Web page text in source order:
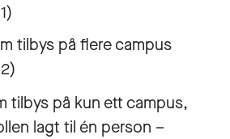
tilbys på flere campus
tilbys på kun ett campus,
lagt til én person –